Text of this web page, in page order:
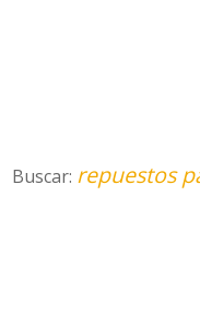
Buscar: repuestos